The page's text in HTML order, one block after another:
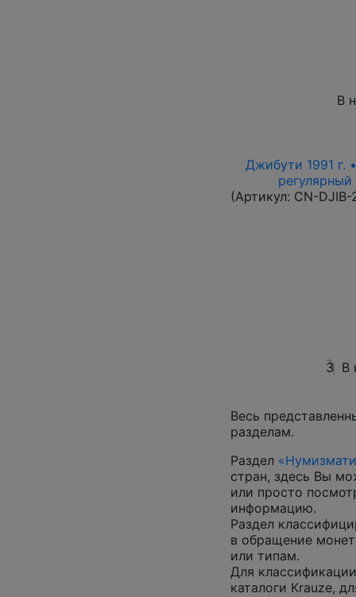
В
Джибути 1991 г.
(Артикул: CN-DJIB-
3 В
Весь
разделам.
Раздел
стран, здесь Вы
или просто
информацию.
Раздел
в обращение
или типам.
Для
каталоги Krauze,